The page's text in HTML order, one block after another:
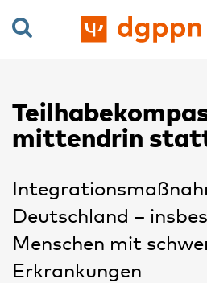
mittendrin
Deutschland –
Menschen mit
Erkrankungen